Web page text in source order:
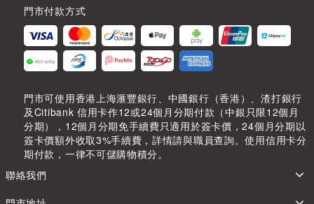
門市付款方式
門市可使用香港上海滙豐銀行、中國銀行（香港）、渣打銀行
及Citibank 信用卡作12或24個月分期付款（中銀只限12個月
分期），12個月分期免手續費只適用於簽卡價，24個月分期以
簽卡價額外收取3%手續費，詳情請與職員查詢。使用信用卡分
期付款，一律不可儲購物積分。
聯絡我們